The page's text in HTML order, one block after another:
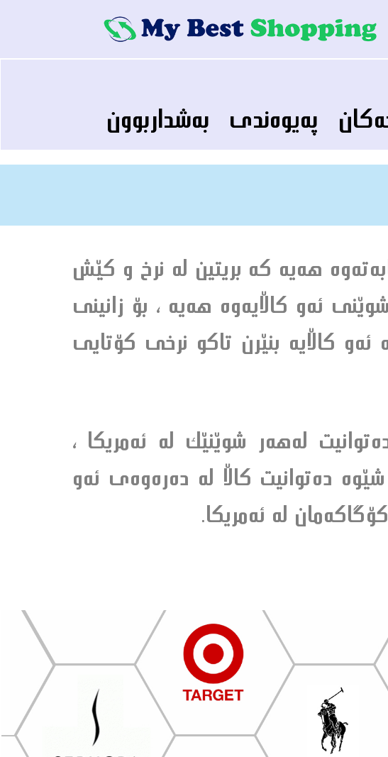
په‌يوه‌ندى به‌شداربوون
هه‌يه‌ كه‌ بريتين له‌ نرخ و كێش
ئه‌و كاڵايه‌وه‌ هه‌يه‌ ، بۆ زانينى
كاڵايه‌ بنێرن تاكو نرخى كۆتايى
له‌هه‌ر شوێنێك له‌ ئه‌مريكا ،
شێوه‌ ده‌توانيت كاڵا له‌ ده‌ره‌وه‌ى ئه‌و
له‌ ئه‌مريكا.